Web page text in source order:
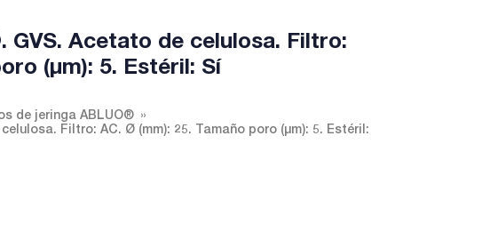
Acetato de celulosa. Filtro:
(µm): 5. Estéril: Sí
de jeringa ABLUO®
Filtro: AC. Ø (mm): 25. Tamaño poro (µm): 5. Estéril: